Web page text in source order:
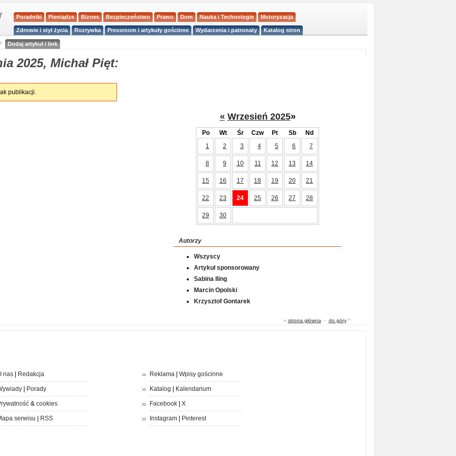
Poradniki Pieniądze Biznes Bezpieczeństwo Prawo Dom Nauka i Technologie Motoryzacja
Zdrowie i styl życia Rozrywka Pressroom i artykuły gościnne Wydarzenia i patronaty Katalog stron
Dodaj artykuł / link
2025, Michał Pięt:
publikacji.
« Wrzesień 2025»
Po Wt Śr Czw Pt Sb
Nd
1
2 3 4 5 6 7
8 9 10 11 12 13 14
15 16 17 18 19 20 21
22 23 24 25 26 27 28
29 30
Autorzy
Wszyscy
Artykuł sponsorowany
Sabina Iling
Marcin Opolski
Krzysztof Gontarek
« strona główna - do góry^
nas| Redakcja
| Porady
& cookies
serwisu RSS
Reklama| Wpisy gościnne
Katalog Kalendarium
Facebook| X
Instagram| Pinterest